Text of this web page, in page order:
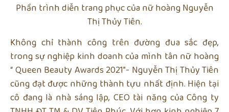
Phần trình diễn trang phục của nữ hoàng Nguyễn
Thị Thủy Tiên.
Không chỉ thành công trên đường đua sắc đẹp,
trong sự nghiệp kinh doanh của mình tân nữ hoàng
“ Queen Beauty Awards 2021”- Nguyễn Thị Thủy Tiên
cũng đạt được những thành tựu nhất định. Hiện tại
cô đang là nhà sáng lập, CEO tài năng của Công ty